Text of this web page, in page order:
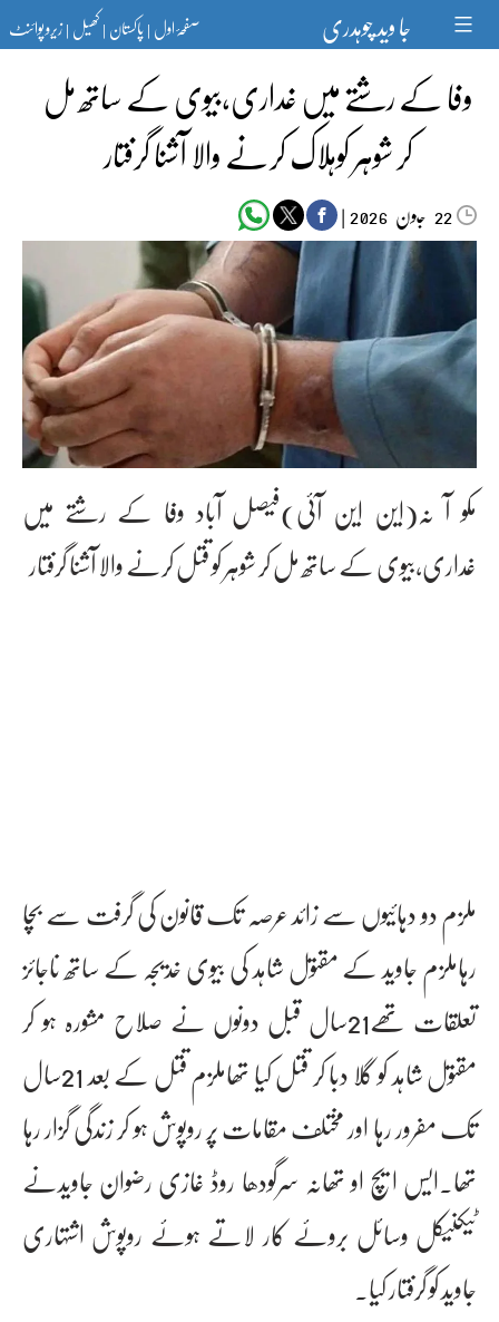
content جا وید چوہدری صفحۂ اول|پاکستان|کھیل|زیرو پوائنٹ
وفا کے رشتے میں غداری،بیوی کے ساتھ مل
کر شوہر کوہلاک کرنے والا آشنا گرفتار
22 جون‬‮ |
مکو آ نہ(این این آئی)فیصل آباد وفا کے رشتے میں
غداری،بیوی کے ساتھ مل کر شوہر کو قتل کرنے والا آشنا گرفتار
ملزم دو دہائیوں سے زائد عرصہ تک قانون کی گرفت سے بچا
رہاملزم جاوید کے مقتول شاہد کی بیوی خدیجہ کے ساتھ ناجائز
تعلقات تھے21سال قبل دونوں نے صلاح مشورہ ہو کر
مقتول شاہد کو گلا دبا کر قتل کیا تھاملزم قتل کے بعد 21سال
تک مفرور رہا اور مختلف مقامات پر روپوش ہو کر زندگی گزار رہا
تھا۔ایس ایچ او تھانہ سرگودھا روڈ غازی رضوان جاویدنے
ٹیکنیکل وسائل بروئے کار لاتے ہوئے روپوش اشتہاری
جاوید کو گرفتار کیا۔